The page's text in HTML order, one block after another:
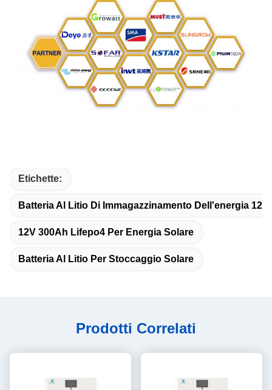
Etichette:
Batteria Al Litio Di Immagazzinamento Dell'energia
12V 300Ah Lifepo4 Per Energia Solare
Batteria Al Litio Per Stoccaggio Solare
Prodotti Correlati